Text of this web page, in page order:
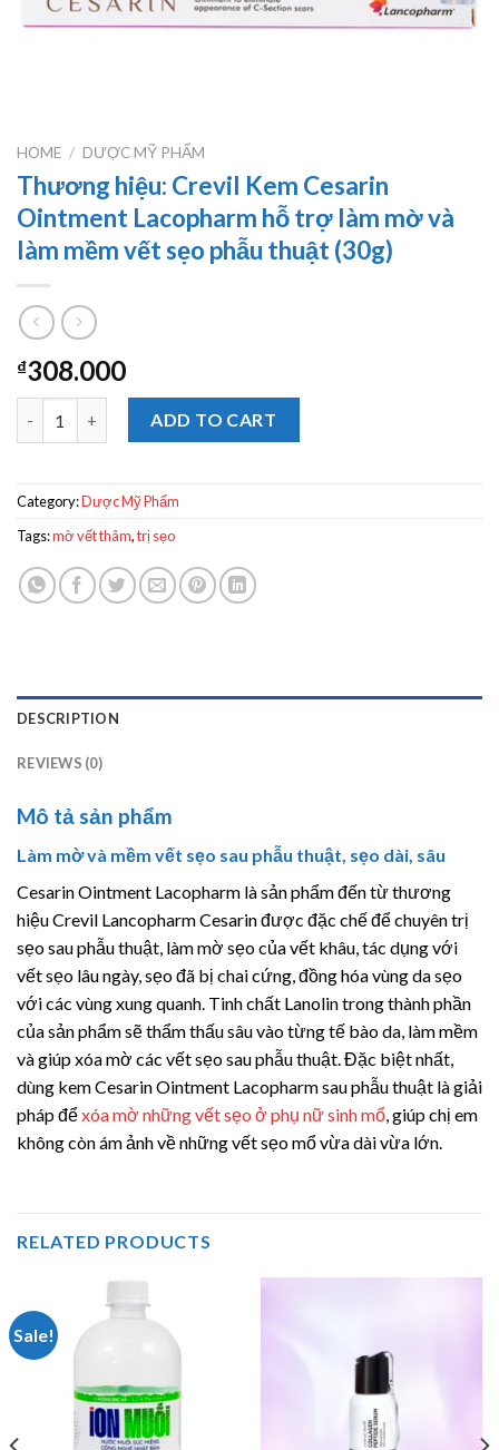
HOME / DƯỢC MỸ PHẨM
Thương hiệu: Crevil Kem Cesarin
Ointment Lacopharm hỗ trợ làm mờ và
làm mềm vết sẹo phẫu thuật (30g)
₫308.000
Thương hiệu: Crevil Kem Cesarin Ointment Lacopharm hỗ trợ
ADD TO CART
Category:Dược Mỹ Phẩm
Tags:mờ vết thâm,trị sẹo
DESCRIPTION
REVIEWS (0)
Mô tả sản phẩm
Làm mờ và mềm vết sẹo sau phẫu thuật, sẹo dài, sâu
Cesarin Ointment Lacopharm là sản phẩm đến từ thương
hiệu Crevil Lancopharm Cesarin được đặc chế để chuyên trị
sẹo sau phẫu thuật, làm mờ sẹo của vết khâu, tác dụng với
vết sẹo lâu ngày, sẹo đã bị chai cứng, đồng hóa vùng da sẹo
với các vùng xung quanh. Tinh chất Lanolin trong thành phần
của sản phẩm sẽ thẩm thấu sâu vào từng tế bào da, làm mềm
và giúp xóa mờ các vết sẹo sau phẫu thuật. Đặc biệt nhất,
dùng kem Cesarin Ointment Lacopharm sau phẫu thuật là giải
pháp đểxóa mờ những vết sẹo ở phụ nữ sinh mổ, giúp chị em
không còn ám ảnh về những vết sẹo mổ vừa dài vừa lớn.
RELATED PRODUCTS
Sale!